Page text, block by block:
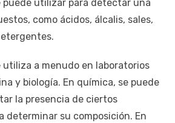
puede utilizar para detectar una
como ácidos, álcalis, sales,
utiliza a menudo en laboratorios
y biología. En química, se puede
la presencia de ciertos
determinar su composición. En